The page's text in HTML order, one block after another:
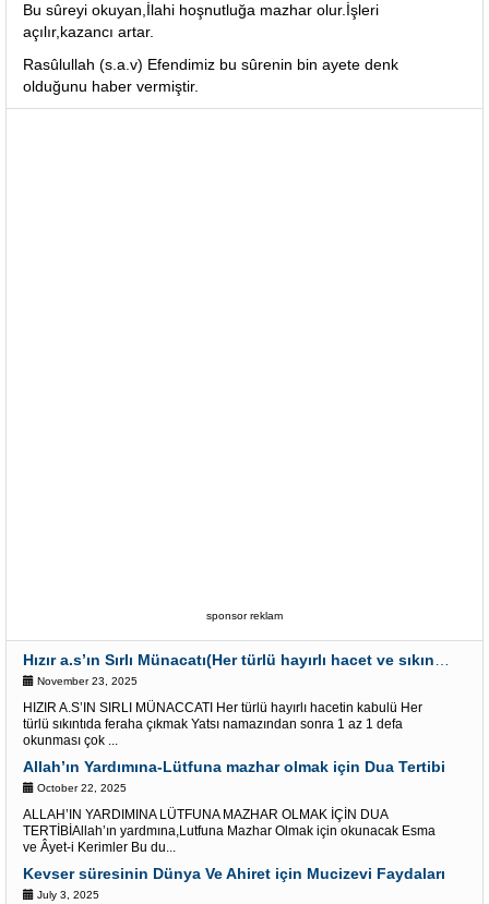
Bu sûreyi okuyan,İlahi hoşnutluğa mazhar olur.İşleri
açılır,kazancı artar.
Rasûlullah (s.a.v) Efendimiz bu sûrenin bin ayete denk
olduğunu haber vermiştir.
sponsor reklam
November 23, 2025
HIZIR A.S’IN SIRLI MÜNACCATI Her türlü hayırlı hacetin kabulü Her
türlü sıkıntıda feraha çıkmak Yatsı namazından sonra 1 az 1 defa
okunması çok ...
Allah’ın Yardımına-Lütfuna mazhar olmak için Dua Tertibi
October 22, 2025
ALLAH’IN YARDIMINA LÜTFUNA MAZHAR OLMAK İÇİN DUA
TERTİBİAllah’ın yardmına,Lutfuna Mazhar Olmak için okunacak Esma
ve Âyet-i Kerimler Bu du...
Kevser süresinin Dünya Ve Ahiret için Mucizevi Faydaları
July 3, 2025